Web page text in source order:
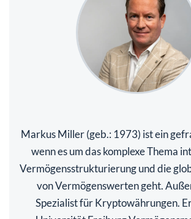
Markus Miller (geb.: 1973) ist ein
wenn es um das komplexe Thema
Vermögensstrukturierung und die
von Vermögenswerten geht.
Spezialist für Kryptowährungen.